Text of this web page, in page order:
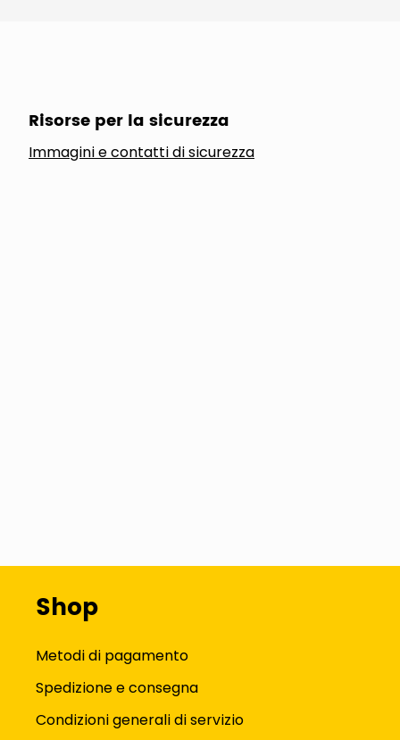
Risorse per la sicurezza
Immagini e contatti di sicurezza
Shop
Metodi di pagamento
Spedizione e consegna
Condizioni generali di servizio